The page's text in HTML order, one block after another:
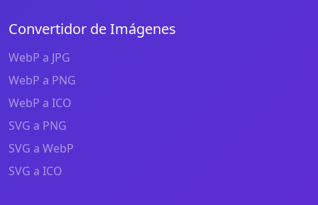
Convertidor de Imágenes
WebP a JPG
WebP a PNG
WebP a ICO
SVG a PNG
SVG a WebP
SVG a ICO